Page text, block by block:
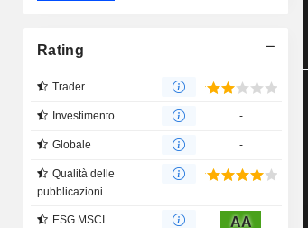
Rating
Trader
Investimento -
Globale -
Qualità delle
pubblicazioni
ESG MSCI AA